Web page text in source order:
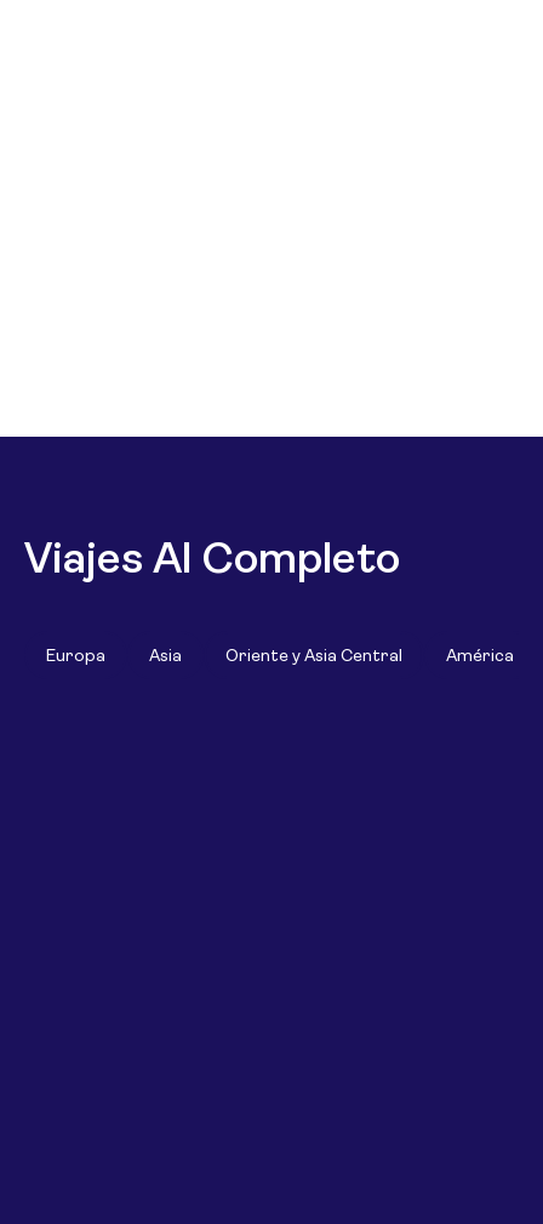
Viajes Al Completo
Europa Asia Oriente y Asia Central América